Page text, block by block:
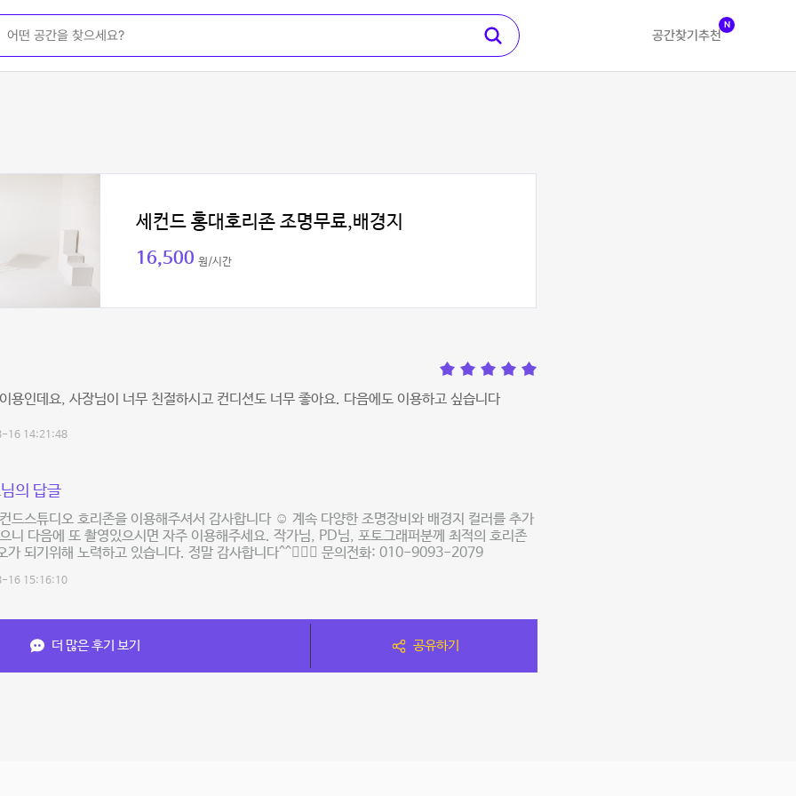
공간찾기 추천
N
세컨드 홍대호리존 조명무료,배경지
16,500 원/시간
용인데요, 사장님이 너무 친절하시고 컨디션도 너무 좋아요. 다음에도 이용하고 싶습니다
16 14:21:48
의 답글
드스튜디오 호리존을 이용해주셔서 감사합니다 ☺️ 계속 다양한 조명장비와 배경지 컬러를 추가
니 다음에 또 촬영있으시면 자주 이용해주세요. 작가님, PD님, 포토그래퍼분께 최적의 호리존
가 되기위해 노력하고 있습니다. 정말 감사합니다^^🙇🏻‍♂️ 문의전화: 010-9093-2079
16 15:16:10
더 많은 후기 보기 공유하기